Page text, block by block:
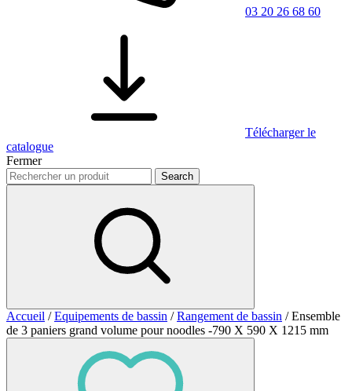
03 20 26 68 60
Télécharger le
catalogue
Fermer
Accueil /Equipements de bassin /Rangement de bassin / Ensemble
de 3 paniers grand volume pour noodles -790 X 590 X 1215 mm